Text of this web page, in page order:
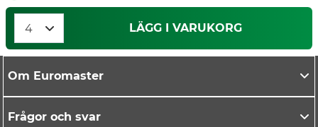
LÄGG I VARUKORG
Om Euromaster
Frågor och svar